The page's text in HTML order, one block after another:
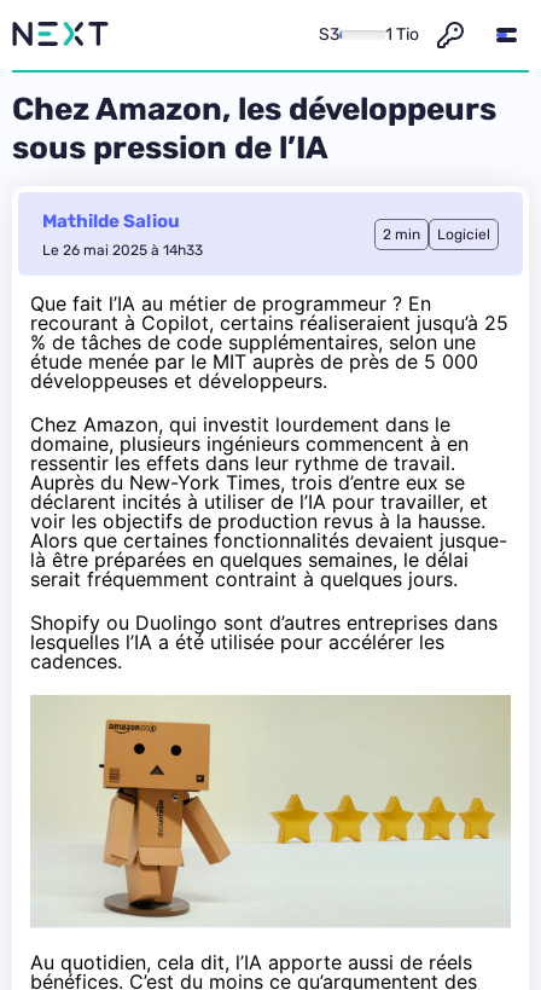
S3 1 Tio
Chez Amazon, les développeurs
sous pression de l’IA
Mathilde Saliou
Le 26 mai 2025 à 14h33
2 min Logiciel
Que fait l’IA au métier de programmeur ? En
recourant à Copilot, certains réaliseraient jusqu’à 25
% de tâches de code supplémentaires, selon une
étude menée par le MIT auprès de près de 5 000
développeuses et développeurs.
Chez Amazon, qui investit lourdement dans le
domaine, plusieurs ingénieurs commencent à en
ressentir les effets dans leur rythme de travail.
Auprès du New-York Times, trois d’entre eux se
déclarent incités à utiliser de l’IA pour travailler, et
voir les objectifs de production revus à la hausse.
Alors que certaines fonctionnalités devaient jusque-
là être préparées en quelques semaines, le délai
serait fréquemment contraint à quelques jours.
Shopify ou Duolingo sont d’autres entreprises dans
lesquelles l’IA a été utilisée pour accélérer les
cadences.
Au quotidien, cela dit, l’IA apporte aussi de réels
bénéfices. C’est du moins ce qu’argumentent des